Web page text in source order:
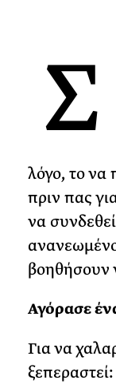
Σ
λόγο, το να
πριν πας
να
βοηθήσουν
Αγόρασε
Για να